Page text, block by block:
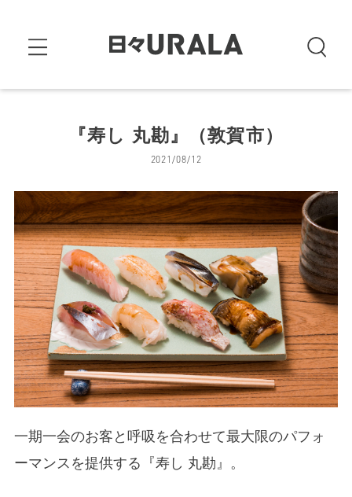
『寿し 丸勘』（敦賀市）
2021/08/12
一期一会のお客と呼吸を合わせて最大限のパフォ
ーマンスを提供する『寿し 丸勘』。